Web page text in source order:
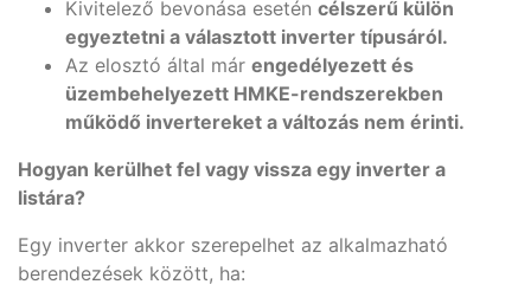
Kivitelező bevonása esetén célszerű külön
egyeztetni a választott inverter típusáról.
Az elosztó által már engedélyezett és
üzembehelyezett HMKE-rendszerekben
működő invertereket a változás nem érinti.
Hogyan kerülhet fel vagy vissza egy inverter a
listára?
Egy inverter akkor szerepelhet az alkalmazható
berendezések között, ha: